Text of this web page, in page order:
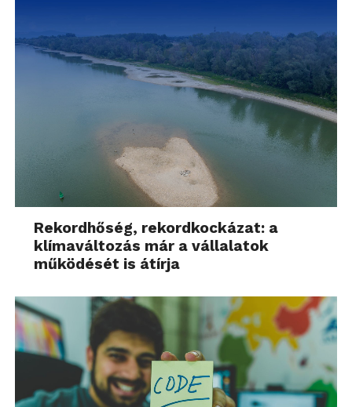
Rekordhőség, rekordkockázat: a
klímaváltozás már a vállalatok
működését is átírja